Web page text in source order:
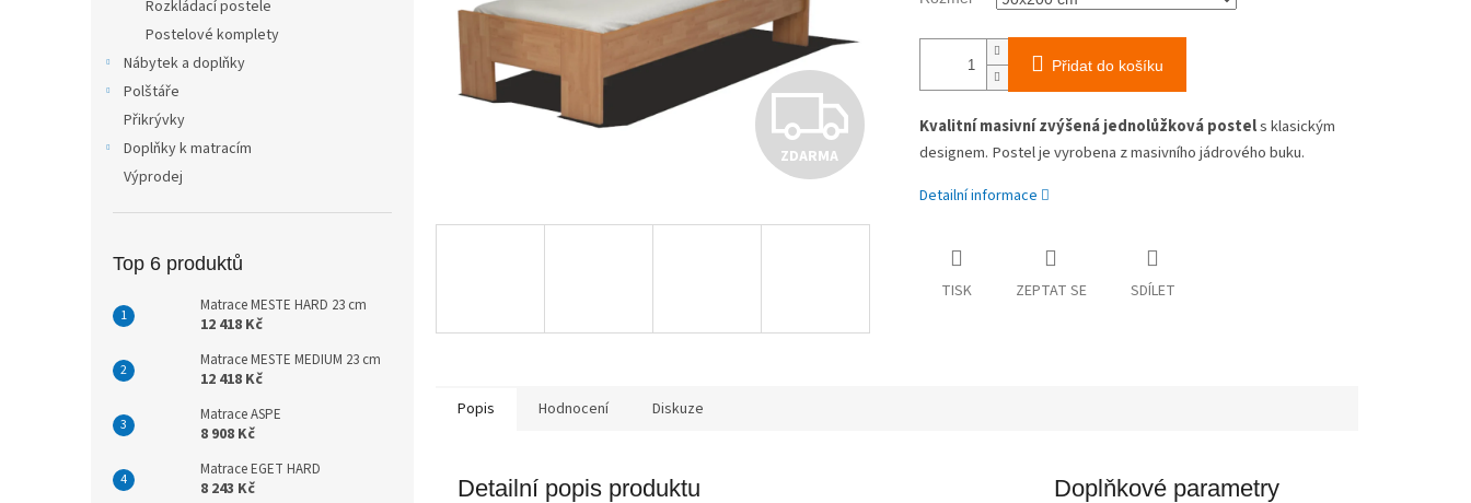
Rozkládací postele
Postelové komplety
Nábytek a doplňky
Polštáře
Přikrývky
Doplňky k matracím
Výprodej
Top 6 produktů
Matrace MESTE HARD 23 cm
12 418 Kč
Matrace MESTE MEDIUM 23 cm
12 418 Kč
Matrace ASPE
8 908 Kč
Matrace EGET HARD
8 243 Kč
Z
D
R
ZDARMA
Přidat do košíku
Kvalitní masivní zvýšená jednolůžková postels klasickým
designem. Postel je vyrobena z masivního jádrového buku.
Detailní informace
TISK ZEPTAT SE SDÍLET
Popis Hodnocení Diskuze
Detailní popis produktu Doplňkové parametry